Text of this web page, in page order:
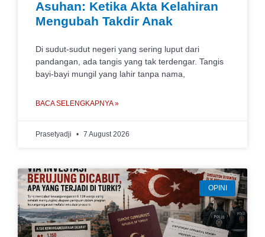
Asuhan: Ketika Akta Kelahiran
Mengubah Takdir Anak
Di sudut-sudut negeri yang sering luput dari
pandangan, ada tangis yang tak terdengar. Tangis
bayi-bayi mungil yang lahir tanpa nama,
BACA SELENGKAPNYA »
Prasetyadji 7 August 2026
OPINI